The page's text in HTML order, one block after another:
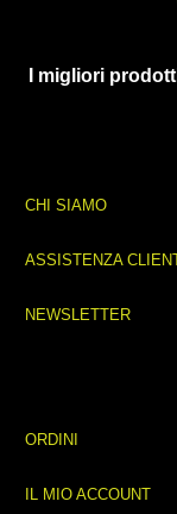
I migliori
CHI SIAMO
ASSISTENZA
NEWSLETTER
ORDINI
IL MIO ACCOUNT